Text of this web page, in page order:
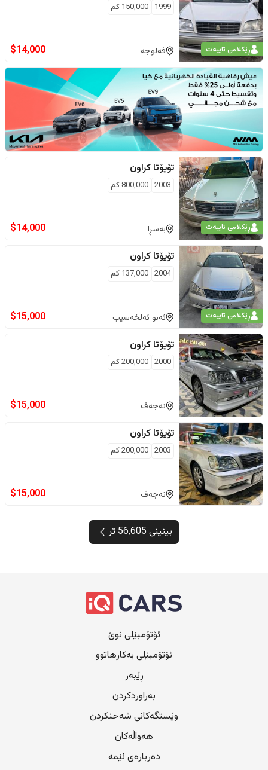
ڕێکلامی تایبەت
1999
150,000 كم
فەلوجە $14,000
ڕێکلامی تایبەت
تۆیۆتا کراون
2003
800,000كم
بەسڕا $14,000
ڕێکلامی تایبەت
تۆیۆتا کراون
2004
137,000 كم
ئەبو ئەلخەسیب $15,000
تۆیۆتا کراون
2000
200,000كم
نەجەف $15,000
تۆیۆتا کراون
2003
200,000كم
نەجەف $15,000
بینینی 56,605 تر
ئۆتۆمبێلی نوێ
ئۆتۆمبێلی بەکارهاتوو
ڕێبەر
بەراوردکردن
وێستگەکانی شەحنکردن
هەواڵەکان
دەربارەی ئێمە